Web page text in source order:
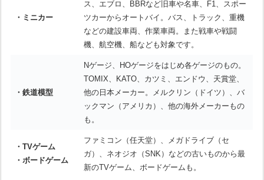
・ミニカー
ス、エブロ、BBRなど旧車や名車、F1、スポー
ツカーからオートバイ。バス、トラック、重機
などの建設車両、作業車両。また戦車や戦闘
機、航空機、船なども対象です。
・鉄道模型
Nゲージ、HOゲージをはじめ各ゲージのもの。
TOMIX、KATO、カツミ、エンドウ、天賞堂、
他の日本メーカー。メルクリン（ドイツ）、バ
ックマン（アメリカ）、他の海外メーカーもの
も。
・TVゲーム
・ボードゲーム
ファミコン（任天堂）、メガドライブ（セ
ガ）、ネオジオ（SNK）などの古いものから最
新のTVゲーム、ボードゲームも。